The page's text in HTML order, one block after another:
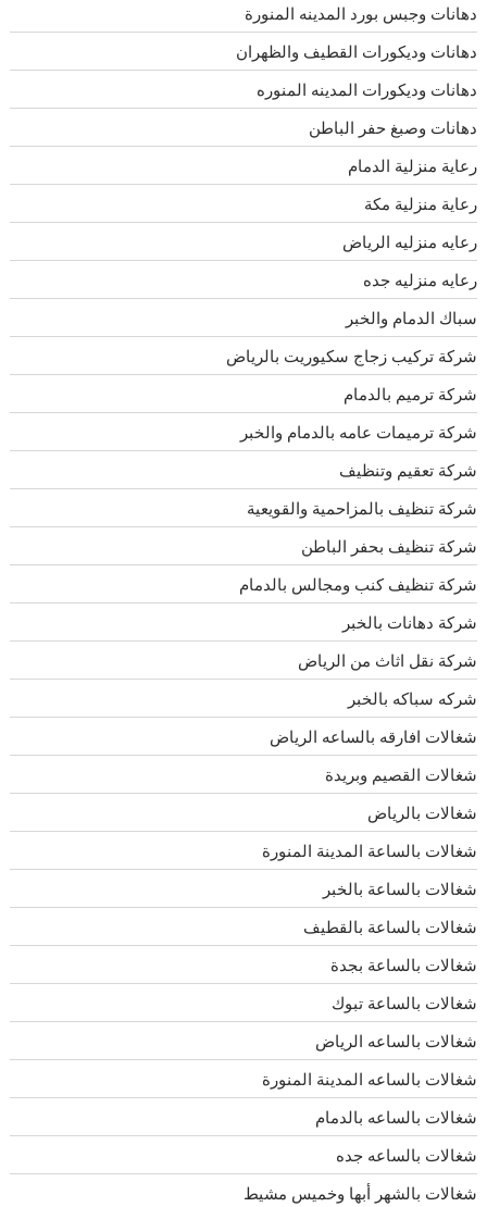
دهانات وجبس بورد المدينه المنورة
دهانات وديكورات القطيف والظهران
دهانات وديكورات المدينه المنوره
دهانات وصبغ حفر الباطن
رعاية منزلية الدمام
رعاية منزلية مكة
رعايه منزليه الرياض
رعايه منزليه جده
سباك الدمام والخبر
شركة تركيب زجاج سكيوريت بالرياض
شركة ترميم بالدمام
شركة ترميمات عامه بالدمام والخبر
شركة تعقيم وتنظيف
شركة تنظيف بالمزاحمية والقويعية
شركة تنظيف بحفر الباطن
شركة تنظيف كنب ومجالس بالدمام
شركة دهانات بالخبر
شركة نقل اثاث من الرياض
شركه سباكه بالخبر
شغالات افارقه بالساعه الرياض
شغالات القصيم وبريدة
شغالات بالرياض
شغالات بالساعة المدينة المنورة
شغالات بالساعة بالخبر
شغالات بالساعة بالقطيف
شغالات بالساعة بجدة
شغالات بالساعة تبوك
شغالات بالساعه الرياض
شغالات بالساعه المدينة المنورة
شغالات بالساعه بالدمام
شغالات بالساعه جده
شغالات بالشهر أبها وخميس مشيط